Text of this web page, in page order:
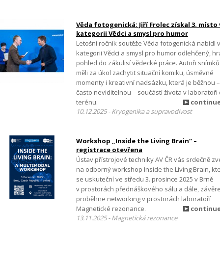
Věda fotogenická: Jiří Frolec získal 3. místo
kategorii Vědci a smysl pro humor
Letošní ročník soutěže Věda fotogenická nabídl v
kategorii Vědci a smysl pro humor odlehčený,
pohled do zákulisí vědecké práce. Autoři snímků
měli za úkol zachytit situační komiku, úsměvné
momenty i kreativní nadsázku, která je běžnou
často neviditelnou – součástí života v laboratoři
terénu.
10.12.2025 - Kryogenika a supravodivost
Workshop „Inside the Living Brain“ –
registrace otevřena
Ústav přístrojové techniky AV ČR vás srdečně
na odborný workshop Inside the Living Brain,
se uskuteční ve středu 3. prosince 2025 v Brně
v prostorách přednáškového sálu a dále,
proběhne networking v prostorách laboratoří
Magnetické rezonance.
13.11.2025 - Magnetická rezonance